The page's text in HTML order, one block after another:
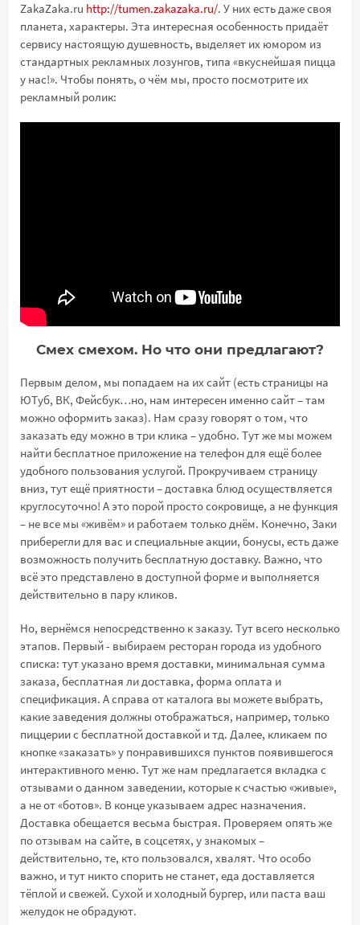
ZakaZaka.ru http://tumen.zakazaka.ru/. У них есть даже своя
планета, характеры. Эта интересная особенность придаёт
сервису настоящую душевность, выделяет их юмором из
стандартных рекламных лозунгов, типа «вкуснейшая пицца
у нас!». Чтобы понять, о чём мы, просто посмотрите их
рекламный ролик:
Смех смехом. Но что они предлагают?
Первым делом, мы попадаем на их сайт (есть страницы на
ЮТуб, ВК, Фейсбук…но, нам интересен именно сайт – там
можно оформить заказ). Нам сразу говорят о том, что
заказать еду можно в три клика – удобно. Тут же мы можем
найти бесплатное приложение на телефон для ещё более
удобного пользования услугой. Прокручиваем страницу
вниз, тут ещё приятности – доставка блюд осуществляется
круглосуточно! А это порой просто сокровище, а не функция
– не все мы «живём» и работаем только днём. Конечно, Заки
приберегли для вас и специальные акции, бонусы, есть даже
возможность получить бесплатную доставку. Важно, что
всё это представлено в доступной форме и выполняется
действительно в пару кликов.
Но, вернёмся непосредственно к заказу. Тут всего несколько
этапов. Первый - выбираем ресторан города из удобного
списка: тут указано время доставки, минимальная сумма
заказа, бесплатная ли доставка, форма оплата и
спецификация. А справа от каталога вы можете выбрать,
какие заведения должны отображаться, например, только
пиццерии с бесплатной доставкой и тд. Далее, кликаем по
кнопке «заказать» у понравившихся пунктов появившегося
интерактивного меню. Тут же нам предлагается вкладка с
отзывами о данном заведении, которые к счастью «живые»,
а не от «ботов». В конце указываем адрес назначения.
Доставка обещается весьма быстрая. Проверяем опять же
по отзывам на сайте, в соцсетях, у знакомых –
действительно, те, кто пользовался, хвалят. Что особо
важно, и тут никто спорить не станет, еда доставляется
тёплой и свежей. Сухой и холодный бургер, или паста ваш
желудок не обрадуют.